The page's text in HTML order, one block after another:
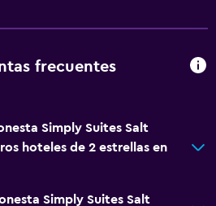
conectadas
frecuentes
Simply Suites Salt
hoteles de 2 estrellas en
Simply Suites Salt